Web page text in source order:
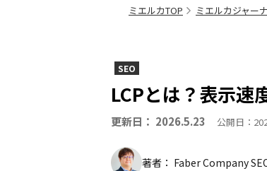
ミエルカTOP ミエルカジャー
SEO
LCPとは？表示速
更新日： 2026.5.23 公開日：
著者： Faber Company